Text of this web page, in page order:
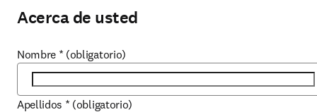
Acerca de usted
Nombre * (obligatorio)
Apellidos * (obligatorio)